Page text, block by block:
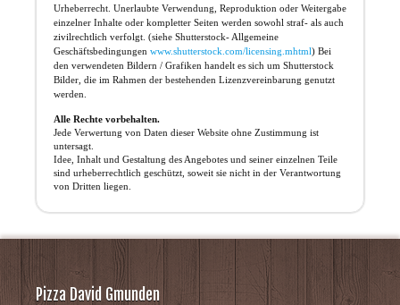
Urheberrecht. Unerlaubte Verwendung, Reproduktion oder Weitergabe
einzelner Inhalte oder kompletter Seiten werden sowohl straf- als auch
zivilrechtlich verfolgt. (siehe Shutterstock- Allgemeine
Geschäftsbedingungen www.shutterstock.com/licensing.mhtml) Bei
den verwendeten Bildern / Grafiken handelt es sich um Shutterstock
Bilder, die im Rahmen der bestehenden Lizenzvereinbarung genutzt
werden.
Alle Rechte vorbehalten.
Jede Verwertung von Daten dieser Website ohne Zustimmung ist
untersagt.
Idee, Inhalt und Gestaltung des Angebotes und seiner einzelnen Teile
sind urheberrechtlich geschützt, soweit sie nicht in der Verantwortung
von Dritten liegen.
Pizza David Gmunden